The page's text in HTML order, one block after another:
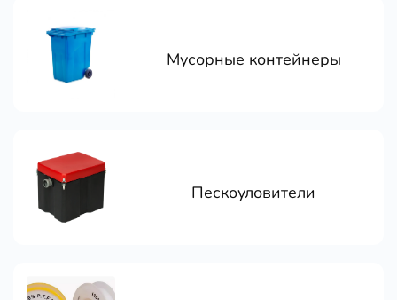
Мусорные контейнеры
Пескоуловители